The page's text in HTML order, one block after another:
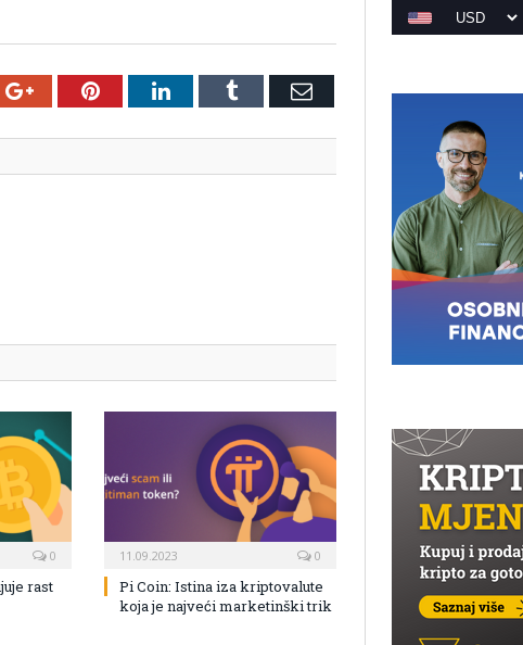
Google+PinterestLinkedInTumblr Email
0
rast
11.09.2023 0
Pi Coin: Istina iza kriptovalute
koja je najveći marketinški trik